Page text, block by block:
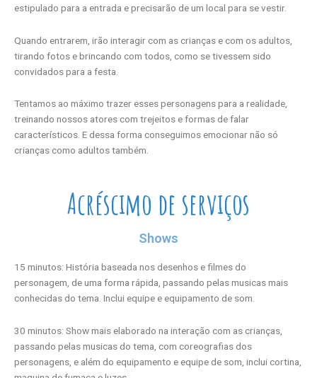
estipulado para a entrada e precisarão de um local para se vestir.
Quando entrarem, irão interagir com as crianças e com os adultos,
tirando fotos e brincando com todos, como se tivessem sido
convidados para a festa.
Tentamos ao máximo trazer esses personagens para a realidade,
treinando nossos atores com trejeitos e formas de falar
característicos. E dessa forma conseguimos emocionar não só
crianças como adultos também.
Acréscimo de serviços
Shows
15 minutos: História baseada nos desenhos e filmes do
personagem, de uma forma rápida, passando pelas musicas mais
conhecidas do tema. Inclui equipe e equipamento de som.
30 minutos: Show mais elaborado na interação com as crianças,
passando pelas musicas do tema, com coreografias dos
personagens, e além do equipamento e equipe de som, inclui cortina,